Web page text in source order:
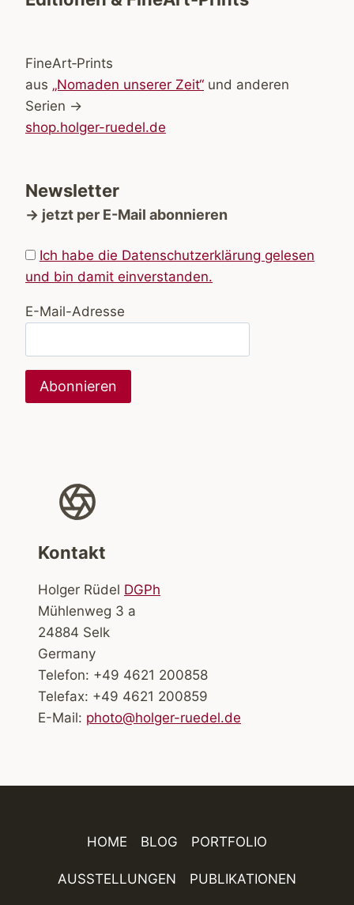
FineArt‑Prints
aus „Nomaden unserer Zeit“ und anderen
Serien →
shop.holger-ruedel.de
Newsletter
→ jetzt per E-Mail abonnieren
Ich habe die Datenschutzerklärung gelesen
und bin damit einverstanden.
E-Mail-Adresse
Kontakt
Holger Rüdel DGPh
Mühlenweg 3 a
24884 Selk
Germany
Telefon: +49 4621 200858
Telefax: +49 4621 200859
E-Mail: photo@holger-ruedel.de
HOME BLOG PORTFOLIO
AUSSTELLUNGEN PUBLIKATIONEN